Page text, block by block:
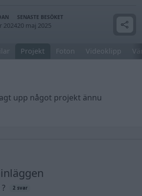
2024
SENASTE BESÖKET
20 maj 2025
Projekt Foton Videoklipp
upp något projekt ännu
2 svar